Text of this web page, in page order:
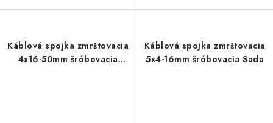
Káblová spojka zmrštovacia
4x16-50mm šróbovacia
Káblová spojka zmrštovacia
5x4-16mm šróbovacia Sada